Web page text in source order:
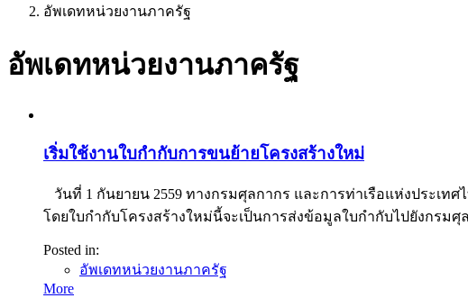
อัพเดทหน่วยงานภาครัฐ
อัพเดทหน่วยงานภาครัฐ
เริ่มใช้งานใบกำกับการขนย้ายโครงสร้างใหม่
วันที่ 1 กันยายน 2559 ทางกรมศุลกากร และการท่าเรือแห่งประเ
โดยใบกำกับโครงสร้างใหม่นี้จะเป็นการส่งข้อมูลใบกำกับไปยังกรมศุ
Posted in:
อัพเดทหน่วยงานภาครัฐ
More